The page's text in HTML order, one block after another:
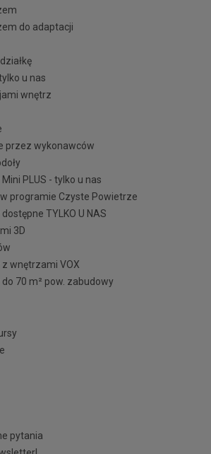
do adaptacji
u nas
wnętrz
przez wykonawców
PLUS - tylko u nas
w programie Czyste Powietrze
TYLKO U NAS
3D
wnętrzami VOX
70 m² pow. zabudowy
pytania